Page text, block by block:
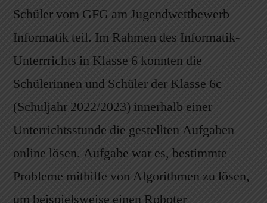
Schüler vom GFG am Jugendwettbewerb
Informatik teil. Im Rahmen des Informatik-
Unterrrichts in Klasse 6 konnten die
Schülerinnen und Schüler der Klasse 6c
(Schuljahr 2022/2023) innerhalb einer
Unterrichtsstunde die gestellten Aufgaben
online lösen. Aufgabe war es, bestimmte
Probleme mithilfe von Algorithmen zu lösen,
um beispielsweise einen Roboter